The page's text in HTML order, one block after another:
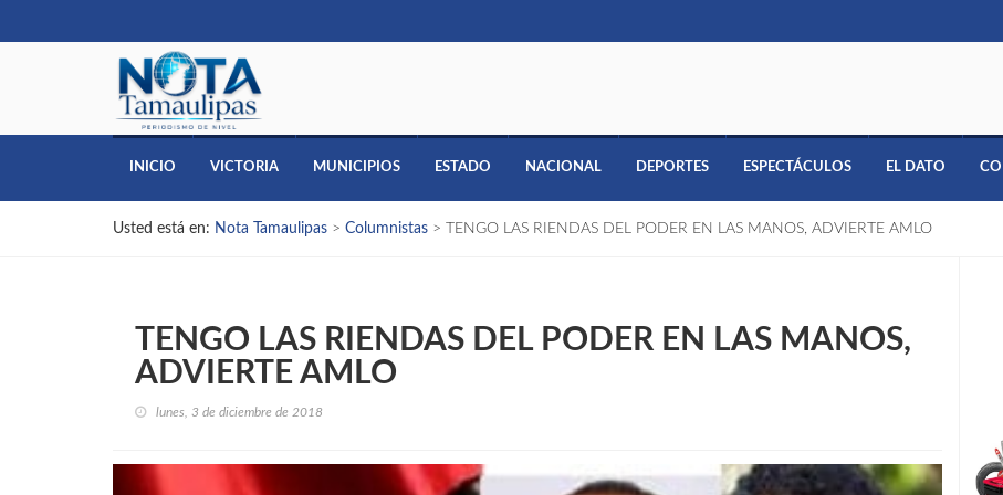
INICIO VICTORIA MUNICIPIOS ESTADO NACIONAL DEPORTES ESPECTÁCULOS EL DATO
Usted está en: Nota Tamaulipas > Columnistas > TENGO LAS RIENDAS DEL PODER EN LAS MANOS, ADVIERTE AMLO
TENGO LAS RIENDAS DEL PODER EN LAS MANOS,
ADVIERTE AMLO
lunes, 3 de diciembre de 2018